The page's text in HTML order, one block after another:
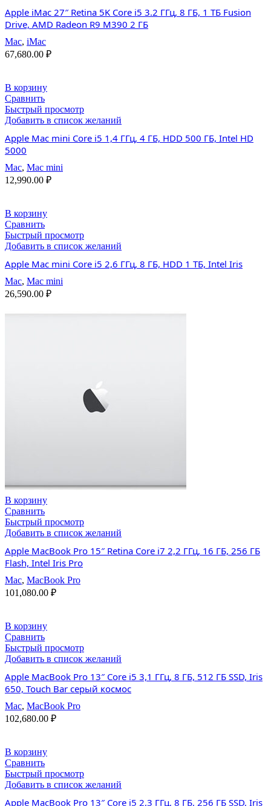
Apple iMac 27″ Retina 5K Core i5 3.2 ГГц, 8 ГБ, 1 ТБ Fusion
Drive, AMD Radeon R9 M390 2 ГБ
Mac, iMac
67,680.00 ₽
В корзину
Сравнить
Быстрый просмотр
Добавить в список желаний
Apple Mac mini Core i5 1,4 ГГц, 4 ГБ, HDD 500 ГБ, Intel HD
5000
Mac, Mac mini
12,990.00 ₽
В корзину
Сравнить
Быстрый просмотр
Добавить в список желаний
Apple Mac mini Core i5 2,6 ГГц, 8 ГБ, HDD 1 TБ, Intel Iris
Mac, Mac mini
26,590.00 ₽
В корзину
Сравнить
Быстрый просмотр
Добавить в список желаний
Apple MacBook Pro 15″ Retina Core i7 2,2 ГГц, 16 ГБ, 256 ГБ
Flash, Intel Iris Pro
Mac, MacBook Pro
101,080.00 ₽
В корзину
Сравнить
Быстрый просмотр
Добавить в список желаний
Apple MacBook Pro 13″ Core i5 3,1 ГГц, 8 ГБ, 512 ГБ SSD, Iris
650, Touch Bar серый космос
Mac, MacBook Pro
102,680.00 ₽
В корзину
Сравнить
Быстрый просмотр
Добавить в список желаний
Apple MacBook Pro 13″ Core i5 2,3 ГГц, 8 ГБ, 256 ГБ SSD, Iris